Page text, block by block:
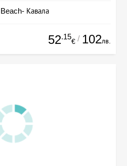
Кавала
52.15
€ / 102лв.